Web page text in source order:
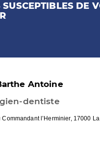
DE
Antoine
dentiste
Commandant l’Herminier, 17000 La